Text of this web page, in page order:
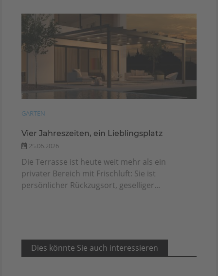
GARTEN
Vier Jahreszeiten, ein Lieblingsplatz
25.06.2026
Die Terrasse ist heute weit mehr als ein
privater Bereich mit Frischluft: Sie ist
persönlicher Rückzugsort, geselliger...
Dies könnte Sie auch interessieren